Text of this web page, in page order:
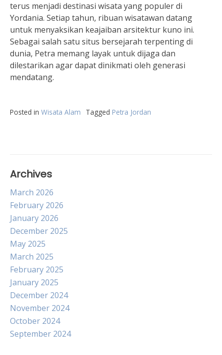
terus menjadi destinasi wisata yang populer di
Yordania. Setiap tahun, ribuan wisatawan datang
untuk menyaksikan keajaiban arsitektur kuno ini.
Sebagai salah satu situs bersejarah terpenting di
dunia, Petra memang layak untuk dijaga dan
dilestarikan agar dapat dinikmati oleh generasi
mendatang.
Posted in Wisata Alam Tagged Petra Jordan
Archives
March 2026
February 2026
January 2026
December 2025
May 2025
March 2025
February 2025
January 2025
December 2024
November 2024
October 2024
September 2024